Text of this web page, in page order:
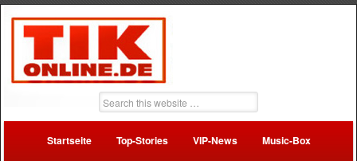
Startseite Top-Stories VIP-News Music-Box